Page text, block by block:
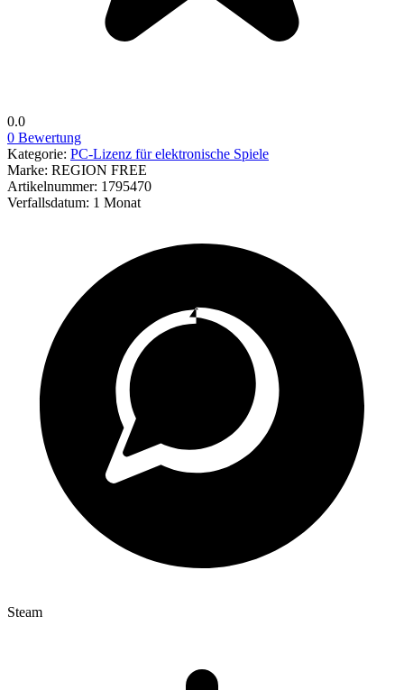
0.0
0 Bewertung
Kategorie: PC-Lizenz für elektronische Spiele
Marke: REGION FREE
Artikelnummer: 1795470
Verfallsdatum: 1 Monat
Steam